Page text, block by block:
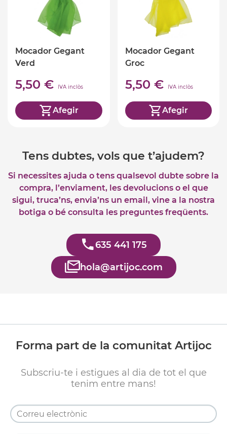
Mocador Gegant
Verd
5,50 € IVA inclòs
Afegir
Mocador Gegant
Groc
5,50 € IVA inclòs
Afegir
Tens dubtes, vols que t’ajudem?
Si necessites ajuda o tens qualsevol dubte sobre la
compra, l’enviament, les devolucions o el que
sigui, truca’ns, envia’ns un email, vine a la nostra
botiga o bé consulta les preguntes freqüents.
635 441 175
hola@artijoc.com
Forma part de la comunitat Artijoc
Subscriu-te i estigues al dia de tot el que
tenim entre mans!